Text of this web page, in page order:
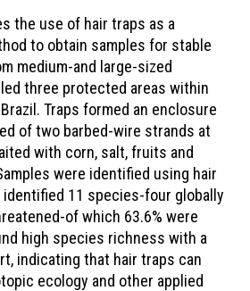
the use of hair traps as a
to obtain samples for stable
medium-and large-sized
three protected areas within
Traps formed an enclosure
of two barbed-wire strands at
with corn, salt, fruits and
were identified using hair
11 species-four globally
of which 63.6% were
high species richness with a
indicating that hair traps can
ecology and other applied